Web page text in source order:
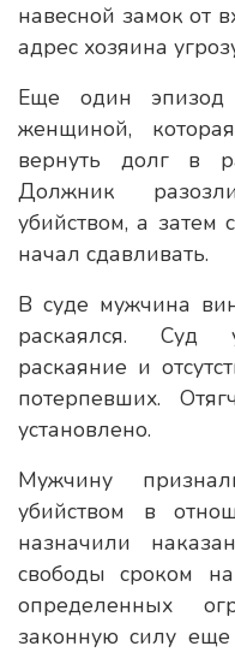
навесной замок от
адрес хозяина
Еще один эпизод
женщиной,
вернуть долг в
Должник
убийством, а
начал сдавливать.
В суде мужчина
раскаялся. Суд
раскаяние и
потерпевших.
установлено.
Мужчину
убийством в
назначили
свободы сроком
определенных
законную силу